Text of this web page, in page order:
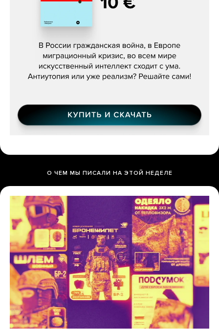
Константин Зарубин, «Наше сердце
О ЧЕМ МЫ ПИСАЛИ НА ЭТОЙ НЕДЕЛЕ